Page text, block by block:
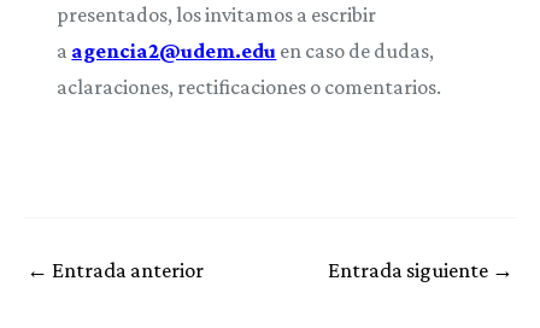
presentados, los invitamos a escribir
a agencia2@udem.edu en caso de dudas,
aclaraciones, rectificaciones o comentarios.
← Entrada anterior Entrada siguiente →